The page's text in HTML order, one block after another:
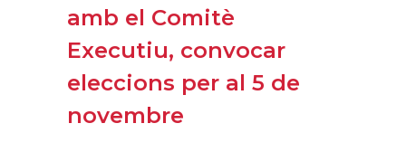
amb el Comitè
Executiu, convocar
eleccions per al 5 de
novembre